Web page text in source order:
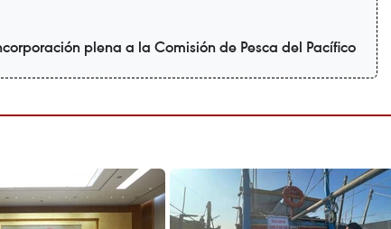
plena a la Comisión de Pesca del Pacífico